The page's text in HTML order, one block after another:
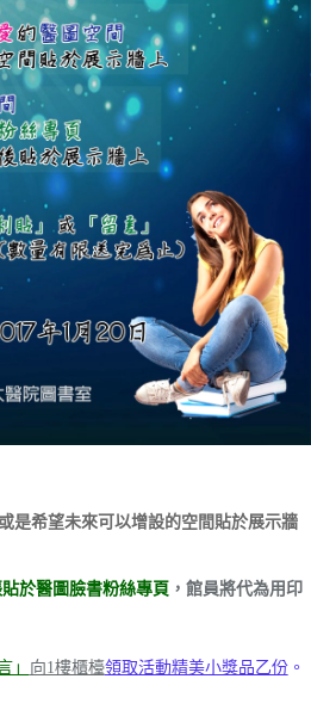
或是希望未來可以增設的空間貼於展示牆
於醫圖臉書粉絲專頁 ，館員將代為用印
」 向1樓櫃檯領取活動精美小獎品乙份。